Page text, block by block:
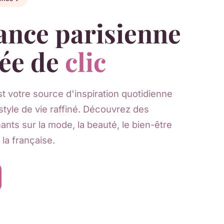
parisienne
de clic
votre source d'inspiration quotidienne
de vie raffiné. Découvrez des
sur la mode, la beauté, le bien-être
française.